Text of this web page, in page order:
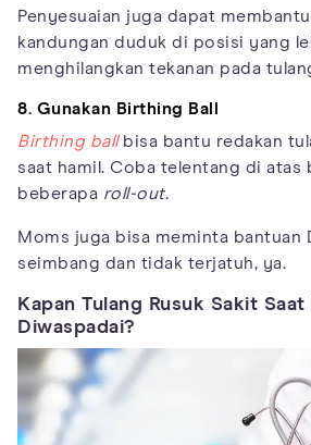
Penyesuaian juga dapat
kandungan duduk di posisi yang
menghilangkan tekanan pada
8. Gunakan Birthing Ball
Birthing ballbisa bantu redakan
saat hamil. Coba telentang di atas
beberapa roll-out.
Moms juga bisa meminta bantuan
seimbang dan tidak terjatuh, ya.
Kapan Tulang Rusuk Sakit
Diwaspadai?